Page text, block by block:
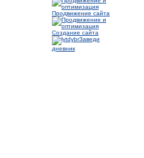
Продвижение сайта
Создание сайта
Заведи
дневник